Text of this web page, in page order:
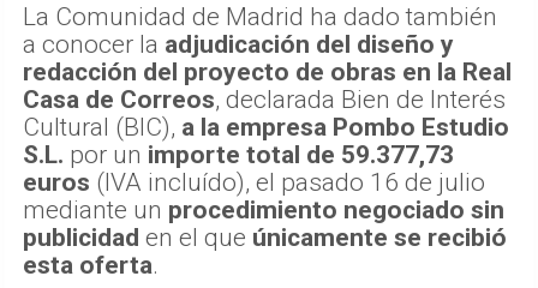
La Comunidad de Madrid ha dado también
a conocer la adjudicación del diseño y
redacción del proyecto de obras en la Real
Casa de Correos, declarada Bien de Interés
Cultural (BIC), a la empresa Pombo Estudio
S.L. por un importe total de 59.377,73
euros (IVA incluído), el pasado 16 de julio
mediante un procedimiento negociado sin
publicidad en el que únicamente se recibió
esta oferta.